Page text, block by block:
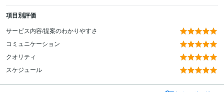
項目別評価
サービス内容/提案のわかりやすさ
コミュニケーション
クオリティ
スケジュール